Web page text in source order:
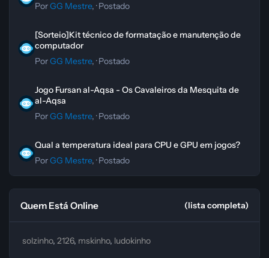
PorGG Mestre, ·Postado
[Sorteio]Kit técnico de formatação e manutenção de
computador
PorGG Mestre, ·Postado
Jogo Fursan al-Aqsa - Os Cavaleiros da Mesquita de
al-Aqsa
PorGG Mestre, ·Postado
Qual a temperatura ideal para CPU e GPU em jogos?
PorGG Mestre, ·Postado
Quem Está Online (lista completa)
solzinho 2126 mskinho ludokinho